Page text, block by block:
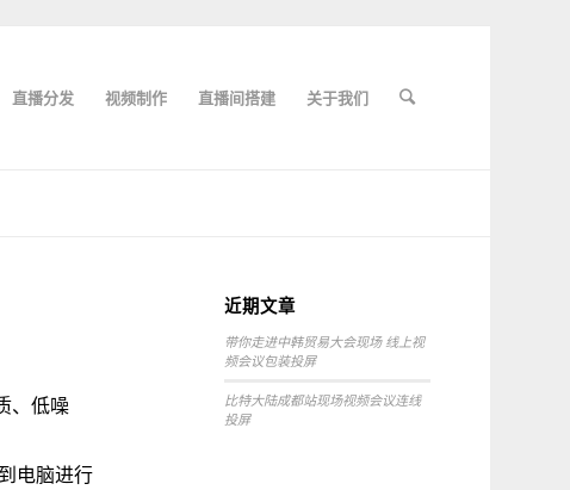
直播分发 视频制作 直播间搭建 关于我们
、低噪
电脑进行
近期文章
带你走进中韩贸易大会现场 线上视
频会议包装投屏
比特大陆成都站现场视频会议连线
投屏